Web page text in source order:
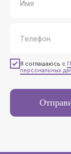
Я соглашаюсь с
персональных